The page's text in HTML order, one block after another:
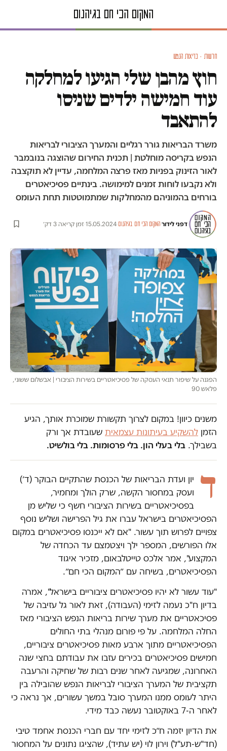
חדשות · בריאות הנפש
חוץ מהבן שלי הגיעו למחלקה
עוד חמישה ילדים שניסו
להתאבד
משרד הבריאות גורר רגליים והמערך הציבורי לבריאות
הנפש בקריסה מוחלטת | תכנית החירום שהוצגה בנובמבר
לאור הזינוק בפניות מאז פרצה המלחמה, עדיין לא תוקצבה
ולא נקבעו לוחות זמנים למימושה. בינתיים פסיכיאטרים
בורחים בהמוניהם מהמחלקות שמתמוטטות תחת העומס
דפני לידור·המקום הכי חם בגיהנום·
15.05.2024
·זמן קריאה 3 דק׳
הפגנה על שיפור תנאי העסקה של פסיכיאטריים בשירות הציבורי | אבשלום ששוני,
פלאש 90
משנים כיוון! במקום לצרוך תקשורת שמוכרת אותך, הגיע
הזמן להשקיע בעיתונות עצמאית שעובדת אך ורק
בשבילך. בלי בעלי הון. בלי פרסומות. בלי בולשיט.
ד
יון ועדת הבריאות של הכנסת שהתקיים הבוקר (ד׳)
ועסק במחסור הקשה, שרק הולך ומחמיר,
בפסיכיאטריים בשירות הציבורי חשף כי שליש מן
הפסיכיאטרים בישראל עברו את גיל הפרישה ושליש נוסף
צפויים לפרוש תוך עשור. "אם לא ייכנסו פסיכיאטרים במקום
אלו הפורשים, המספר ילך ויצטמצם עד הכחדה של
המקצוע", אמר אלכס טייטלבאום, מזכיר איגוד
הפסיכיאטרים, בשיחה עם ״המקום הכי חם״.
"עוד עשור לא יהיו פסיכיאטרים ציבוריים בישראל", אמרה
בדיון ח"כ נעמה לזימי (העבודה), זאת לאור גל עזיבה של
פסיכאטריים את מערך שירות בריאות הנפש הציבורי מאז
החלה המלחמה. על פי פורום מנהלי בתי החולים
הפסיכיאטריים מתוך ארבע מאות פסיכיאטרים ציבוריים,
חמישים פסיכיאטרים בכירים עזבו את עבודתם בחצי שנה
האחרונה, שמגיעה לאחר שנים רבות של שחיקה והרעבה
תקציבית של המערך הציבורי לבריאות הנפש שהובילה בין
היתר לעומס ממנו המערך סובל במשך עשורים, אך נראה כי
לאחר ה-7 באוקטובר נעשה כבד מידי.
את הדיון יזמה ח״כ לזימי יחד עם חברי הכנסת אחמד טיבי
(חד"ש-תע"ל) וירון לוי (יש עתיד), שהציגו נתונים על המחסור